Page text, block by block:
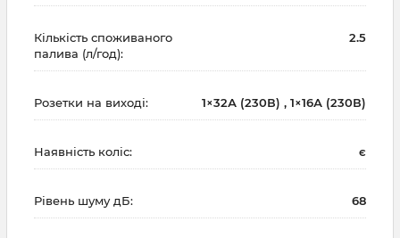
Кількість споживаного
палива (л/год):
2.5
Розетки на виході: 1×32А (230В) , 1×16А (230В)
Наявність коліс: є
Рівень шуму дБ: 68